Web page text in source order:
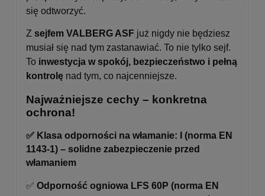
się odtworzyć.
Z sejfem VALBERG ASF już nigdy nie będziesz
musiał się nad tym zastanawiać. To nie tylko sejf.
To inwestycja w spokój, bezpieczeństwo i pełną
kontrolę nad tym, co najcenniejsze.
Najważniejsze cechy – konkretna
ochrona!
✅ Klasa odporności na włamanie: I (norma EN
1143-1) – solidne zabezpieczenie przed
włamaniem
✅ Odporność ogniowa LFS 60P (norma EN